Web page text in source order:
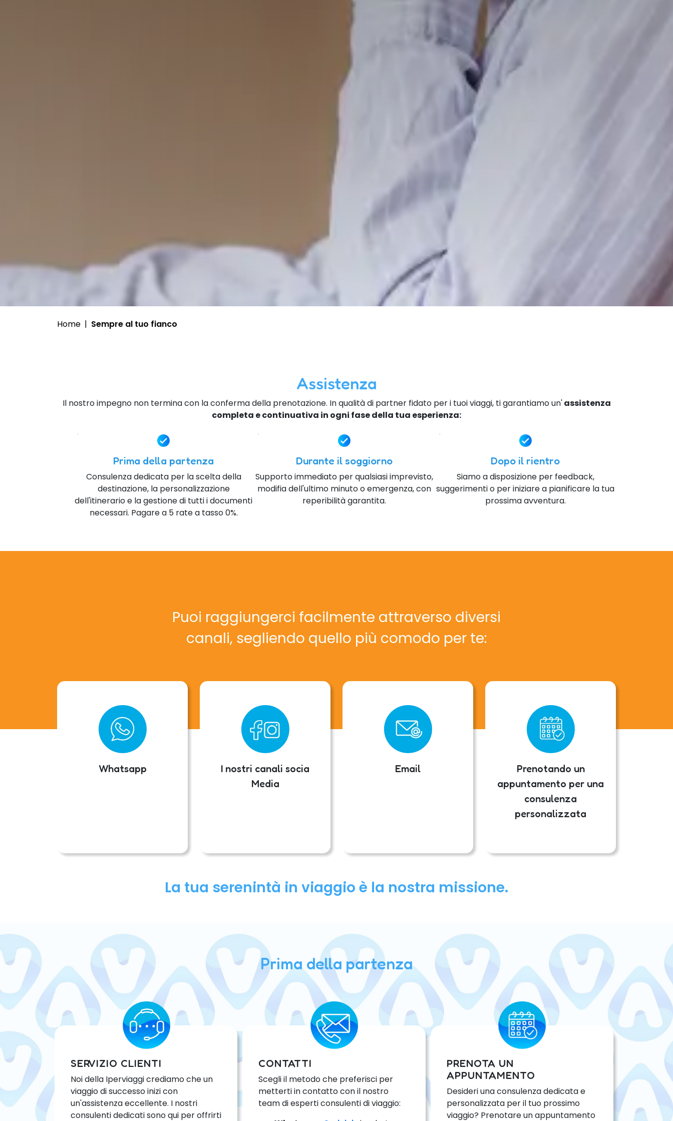
Home Sempre al tuo fianco
Assistenza
Il nostro impegno non termina con la conferma della prenotazione. In qualità di partner fidato per i tuoi viaggi, ti garantiamo un'assistenza
completa e continuativa in ogni fase della tua esperienza:
Prima della partenza
Consulenza dedicata per la scelta della
destinazione, la personalizzazione
dell'itinerario e la gestione di tutti i documenti
necessari. Pagare a 5 rate a tasso 0%.
Durante il soggiorno
Supporto immediato per qualsiasi imprevisto,
modifia dell'ultimo minuto o emergenza, con
reperibilità garantita.
Dopo il rientro
Siamo a disposizione per feedback,
suggerimenti o per iniziare a pianificare la tua
prossima avventura.
Puoi raggiungerci facilmente attraverso diversi
canali, segliendo quello più comodo per te:
Whatsapp
I nostri canali socia
Media
Email
Prenotando un
appuntamento per una
consulenza
personalizzata
La tua serenintà in viaggio è la nostra missione.
Prima della partenza
SERVIZIO CLIENTI
Noi della Iperviaggi crediamo che un
viaggio di successo inizi con
un'assistenza eccellente. I nostri
consulenti dedicati sono qui per offrirti
CONTATTI
Scegli il metodo che preferisci per
metterti in contatto con il nostro
team di esperti consulenti di viaggio:
PRENOTA UN
APPUNTAMENTO
Desideri una consulenza dedicata e
personalizzata per il tuo prossimo
viaggio? Prenotare un appuntamento